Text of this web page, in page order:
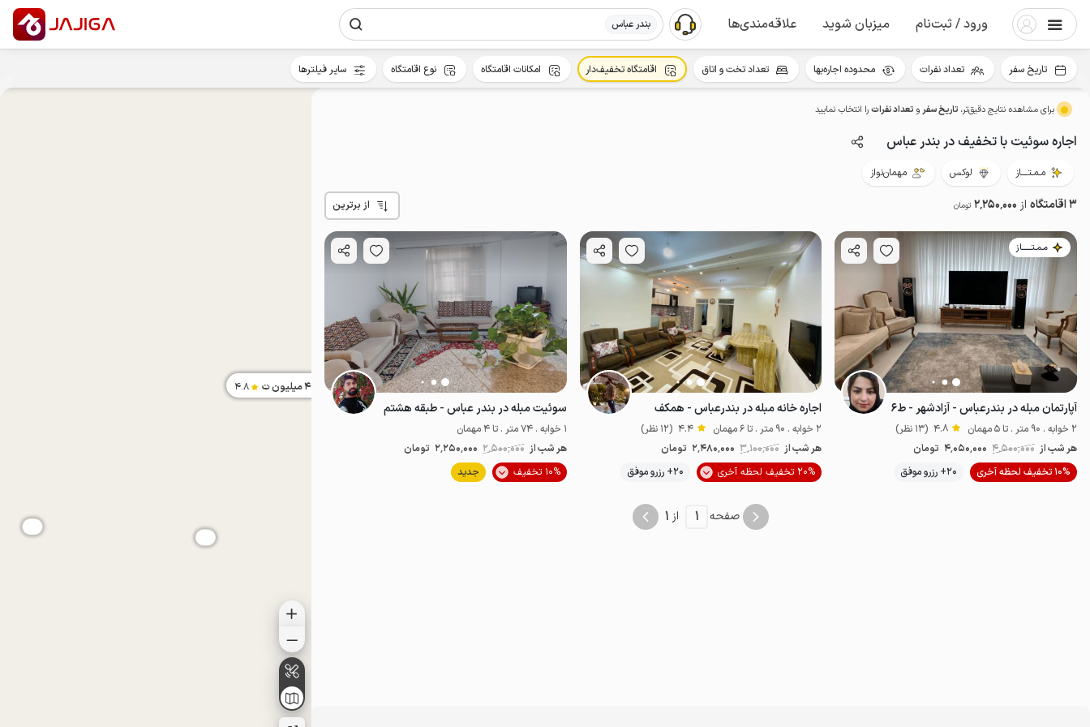
ورود / ثبت‌نام میزبان شوید علاقه‌مندی‌ها بندر عباس
4.05میلیون ت 4.8
برای مشاهده نتایج دقیق‌تر، تاریخ سفرو تعداد نفراترا انتخاب نمایید
اجاره سوئیت با تخفیف در بندر عباس
مـمـتــــاز لوکس مهمان‌نواز
3 اقامتگاه از 2٬250٬000 تومان از برترین
مـمـتــــــاز
آپارتمان مبله در بندرعباس - آزادشهر - ط۶
2 خوابه . 90 متر . تا 5 مهمان 4.8 (13 نظر)
هر شب از 4٬500٬000 4٬050٬000 تومان
10% تخفیف لحظه آخری
20+ رزرو موفق لوکس و مجلل موقعیت در نقشه
اجاره خانه مبله در بندرعباس - همکف
2 خوابه . 90 متر . تا 6 مهمان 4.4 (12 نظر)
هر شب از 3٬100٬000 2٬480٬000 تومان
20% تخفیف لحظه آخری
20+ رزرو موفق موقعیت در نقشه
سوئیت مبله در بندر عباس - طبقه هشتم
1 خوابه . 74 متر . تا 4 مهمان
هر شب از 2٬500٬000 2٬250٬000 تومان
10% تخفیف
جدید
صفحه 1 از 1
تاریخ سفر تعداد نفرات محدوده اجاره‌بها تعداد تخت و اتاق اقامتگاه تخفیف‌دار امکانات اقامتگاه نوع اقامتگاه سایر فیلترها